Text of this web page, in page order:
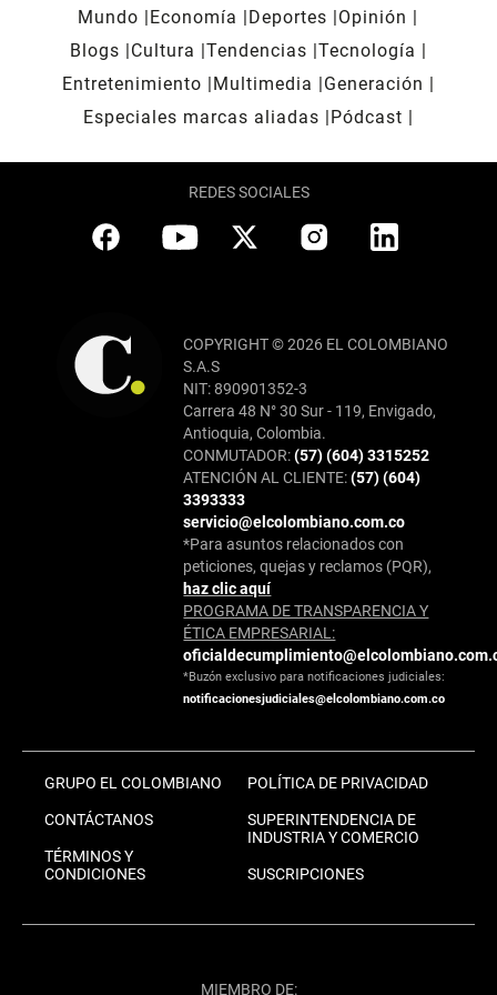
Mundo Economía Deportes
Opinión
Blogs
Cultura Tendencias Tecnología
Entretenimiento
Multimedia
Generación
Especiales marcas aliadas
Pódcast
REDES SOCIALES
COPYRIGHT © 2026 EL COLOMBIANO
S.A.S
NIT: 890901352-3
Carrera 48 N° 30 Sur - 119, Envigado,
Antioquia, Colombia.
CONMUTADOR:(57) (604) 3315252
ATENCIÓN AL CLIENTE:(57) (604)
3393333
servicio@elcolombiano.com.co
*Para asuntos relacionados con
peticiones, quejas y reclamos (PQR),
haz clic aquí
PROGRAMA DE TRANSPARENCIA Y
ÉTICA EMPRESARIAL:
*Buzón exclusivo para notificaciones judiciales:
notificacionesjudiciales@elcolombiano.com.co
GRUPO EL COLOMBIANO
CONTÁCTANOS
TÉRMINOS Y
CONDICIONES
POLÍTICA DE PRIVACIDAD
SUPERINTENDENCIA DE
INDUSTRIA Y COMERCIO
SUSCRIPCIONES
MIEMBRO DE: